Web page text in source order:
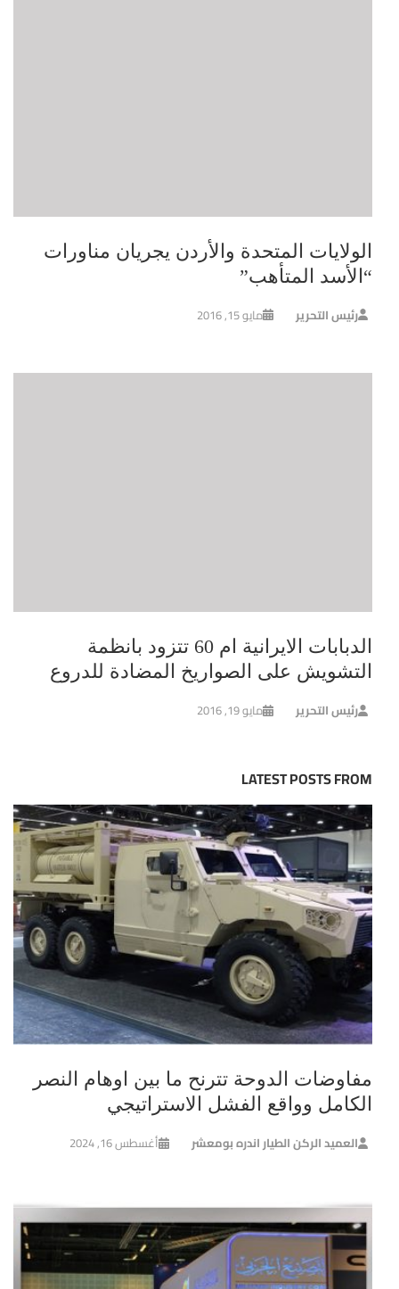
الولايات المتحدة والأردن يجريان مناورات
“الأسد المتأهب”
رئيس التحرير مايو 15, 2016
الدبابات الايرانية ام 60 تتزود بانظمة
التشويش على الصواريخ المضادة للدروع
رئيس التحرير مايو 19, 2016
LATEST POSTS FROM
مفاوضات الدوحة تترنح ما بين اوهام النصر
الكامل وواقع الفشل الاستراتيجي
العميد الركن الطيار اندره بومعشر أغسطس 16, 2024